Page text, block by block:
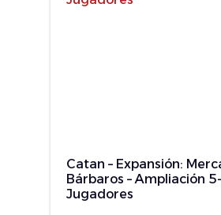
Catan – Expansión:
Bárbaros – Ampliación
Jugadores